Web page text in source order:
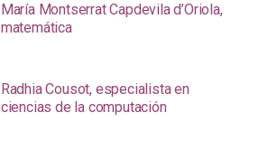
María Montserrat Capdevila d’Oriola,
matemática
Radhia Cousot, especialista en
ciencias de la computación